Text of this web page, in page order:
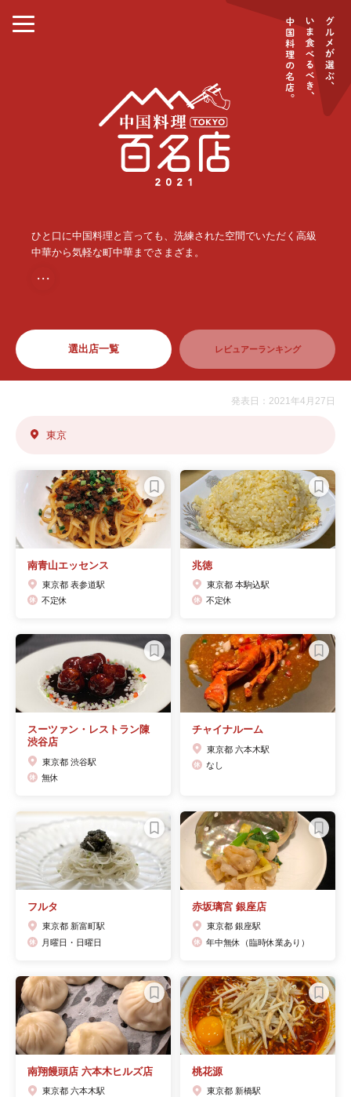
ひと口に中国料理と言っても、洗練された空間でいただく高級
中華から気軽な町中華までさまざま。
・・・
選出店一覧 レビュアーランキング
発表日：2021年4月27日
東京
南青山エッセンス
東京都 表参道駅
不定休
兆徳
東京都 本駒込駅
不定休
スーツァン・レストラン陳
渋谷店
東京都 渋谷駅
無休
チャイナルーム
東京都 六本木駅
なし
フルタ
東京都 新富町駅
月曜日・日曜日
赤坂璃宮 銀座店
東京都 銀座駅
年中無休（臨時休業あり）
南翔饅頭店 六本木ヒルズ店
東京都 六本木駅
桃花源
東京都 新橋駅